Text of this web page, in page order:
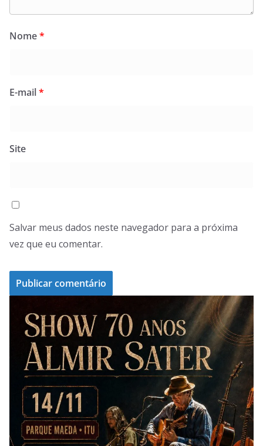
Nome*
E-mail*
Site
Salvar meus dados neste navegador para a próxima
vez que eu comentar.